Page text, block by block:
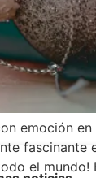
emoción
fascinante
el mundo!